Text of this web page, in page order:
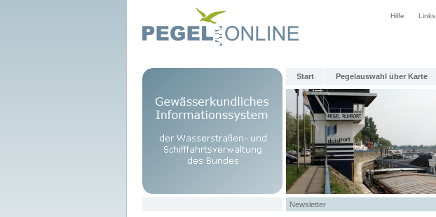
Hilfe Links
Start Pegelauswahl über Karte
Newsletter